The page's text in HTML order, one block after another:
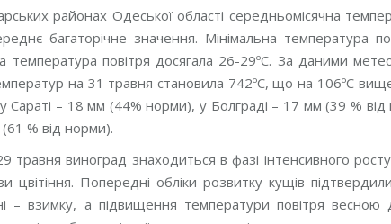
районах Одеської області середньомісячна
багаторічне значення. Мінімальна температура
температура повітря досягала 26-29ºС. За даними
на 31 травня становила 742ºС, що на 106ºС
Сараті – 18 мм (44% норми), у Болграді – 17 мм (39 %
% від норми).
травня виноград знаходиться в фазі інтенсивного
цвітіння. Попередні обліки розвитку кущів
– взимку, а підвищення температури повітря